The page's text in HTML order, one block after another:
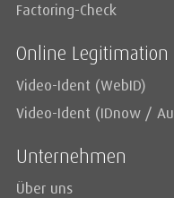
Factoring-Check
Online Legitimation
Video-Ident (WebID)
Video-Ident (IDnow /
Unternehmen
Über uns